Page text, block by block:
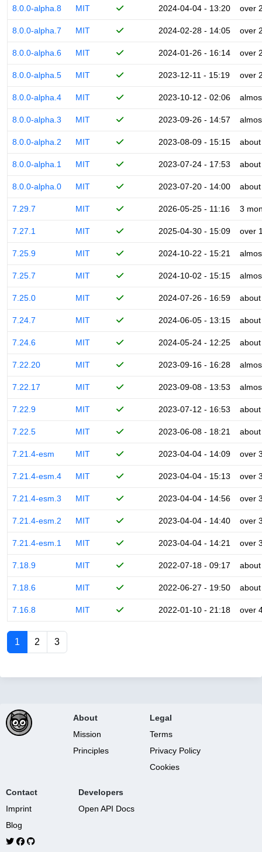
8.0.0-alpha.8 MIT 2024-04-04 - 13:20 over
8.0.0-alpha.7 MIT 2024-02-28 - 14:05 over
8.0.0-alpha.6 MIT 2024-01-26 - 16:14 over
8.0.0-alpha.5 MIT 2023-12-11 - 15:19 over
8.0.0-alpha.4 MIT 2023-10-12 - 02:06
8.0.0-alpha.3 MIT 2023-09-26 - 14:57
8.0.0-alpha.2 MIT 2023-08-09 - 15:15
8.0.0-alpha.1 MIT 2023-07-24 - 17:53
8.0.0-alpha.0 MIT 2023-07-20 - 14:00
7.29.7 MIT 2026-05-25 - 11:16 3
7.27.1 MIT 2025-04-30 - 15:09 over
7.25.9 MIT 2024-10-22 - 15:21
7.25.7 MIT 2024-10-02 - 15:15
7.25.0 MIT 2024-07-26 - 16:59
7.24.7 MIT 2024-06-05 - 13:15
7.24.6 MIT 2024-05-24 - 12:25
7.22.20 MIT 2023-09-16 - 16:28
7.22.17 MIT 2023-09-08 - 13:53
7.22.9 MIT 2023-07-12 - 16:53
7.22.5 MIT 2023-06-08 - 18:21
7.21.4-esm MIT 2023-04-04 - 14:09 over
7.21.4-esm.4 MIT 2023-04-04 - 15:13 over
7.21.4-esm.3 MIT 2023-04-04 - 14:56 over
7.21.4-esm.2 MIT 2023-04-04 - 14:40 over
7.21.4-esm.1 MIT 2023-04-04 - 14:21 over
7.18.9 MIT 2022-07-18 - 09:17
7.18.6 MIT 2022-06-27 - 19:50
7.16.8 MIT 2022-01-10 - 21:18 over
1 2 3
About
Mission
Principles
Legal
Terms
Privacy Policy
Cookies
Contact
Imprint
Blog
Developers
Open API Docs